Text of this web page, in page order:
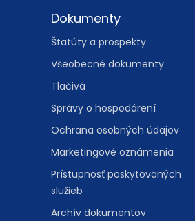
Dokumenty
Štatúty a prospekty
Všeobecné dokumenty
Tlačivá
Správy o hospodárení
Ochrana osobných údajov
Marketingové oznámenia
Prístupnosť poskytovaných
služieb
Archív dokumentov